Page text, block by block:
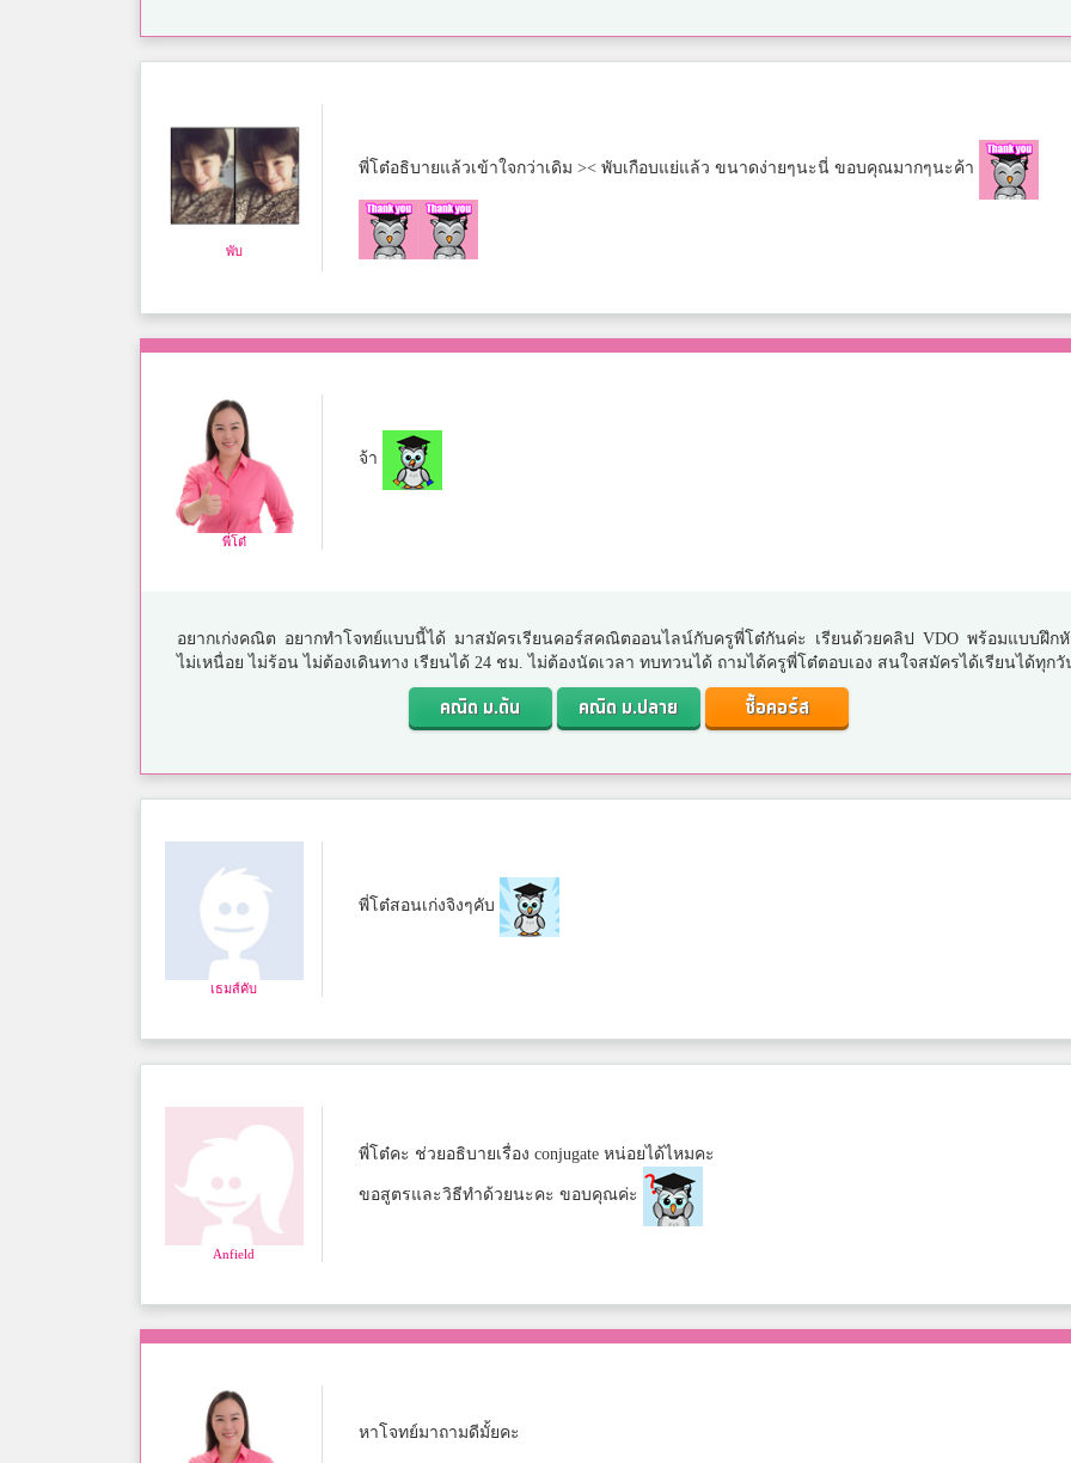
พับ
พี่โต๋อธิบายแล้วเข้าใจกว่าเดิม >< พับเกือบแย่แล้ว ขนาดง่ายๆนะนี่ ขอบคุณมากๆนะค้า
พี่โต๋
จ้า
อยากเก่งคณิต อยากทำโจทย์แบบนี้ได้ มาสมัครเรียนคอร์สคณิตออนไลน์กับครูพี่โต๋กันค่ะ เรียนด้วยคลิป VDO พร้อมแบบฝึก
ไม่เหนื่อย ไม่ร้อน ไม่ต้องเดินทาง เรียนได้ 24 ชม. ไม่ต้องนัดเวลา ทบทวนได้ ถามได้ครูพี่โต๋ตอบเอง สนใจสมัครได้เรียนได้ทุกวั
คณิต ม.ต้น คณิต ม.ปลาย ซื้อคอร์ส
เธมส์คับ
พี่โต๋สอนเก่งจิงๆคับ
Anfield
พี่โต๋คะ ช่วยอธิบายเรื่อง conjugate หน่อยได้ไหมคะ
ขอสูตรและวิธีทำด้วยนะคะ ขอบคุณค่ะ
หาโจทย์มาถามดีมั้ยคะ